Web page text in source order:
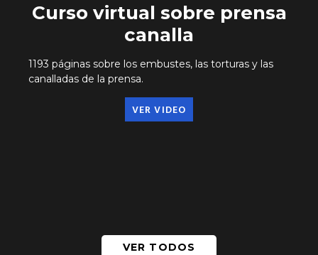
Curso virtual sobre prensa
canalla
1193 páginas sobre los embustes, las torturas y las
canalladas de la prensa.
VER VIDEO
VER TODOS